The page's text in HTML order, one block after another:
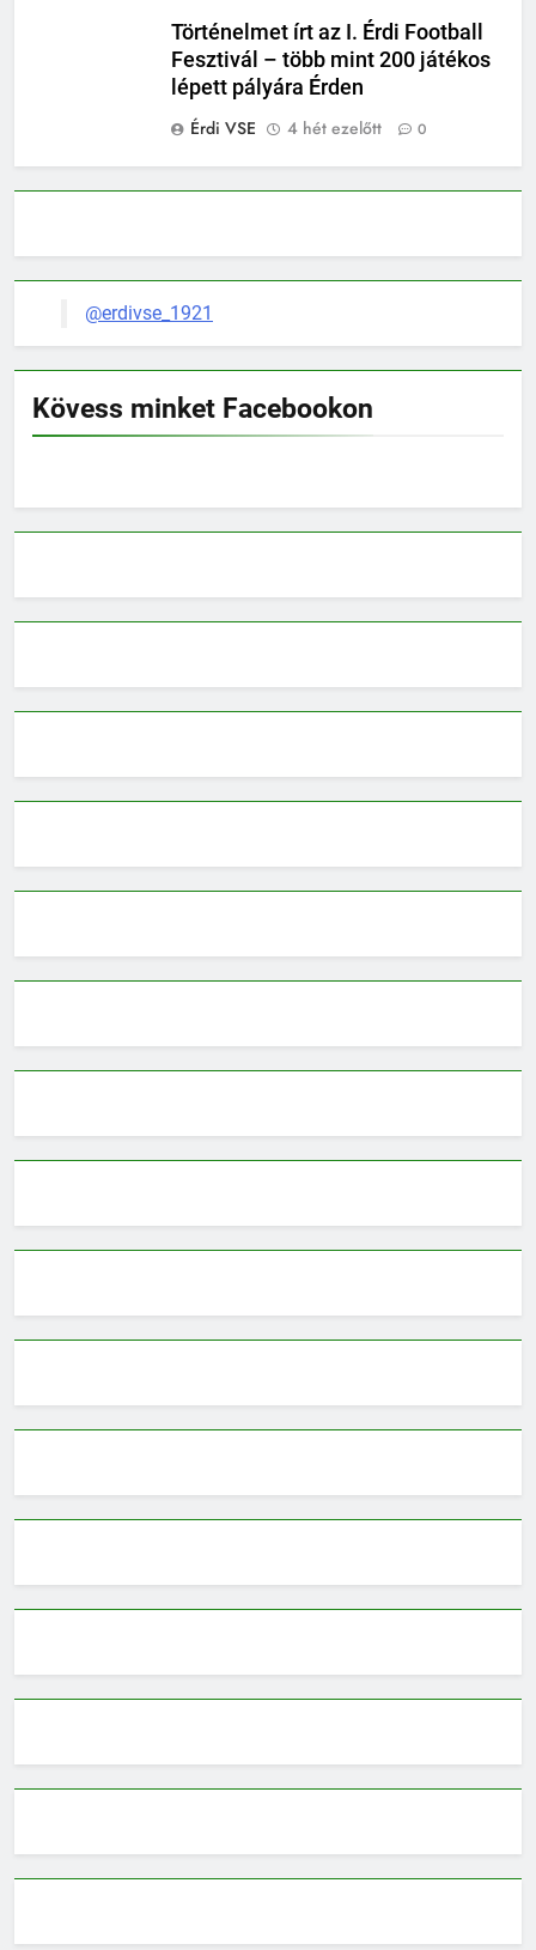
Történelmet írt az I. Érdi Football
Fesztivál – több mint 200 játékos
lépett pályára Érden
Érdi VSE
4 hét ezelőtt 0
@erdivse_1921
Kövess minket Facebookon